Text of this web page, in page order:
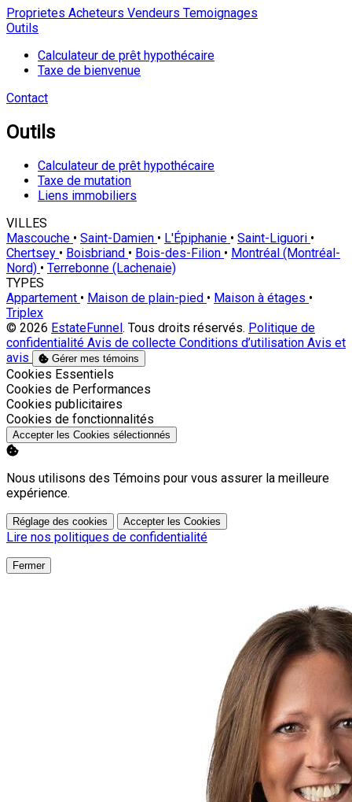
Proprietes Acheteurs Vendeurs Temoignages
Outils
Calculateur de prêt hypothécaire
Taxe de bienvenue
Contact
Outils
Calculateur de prêt hypothécaire
Taxe de mutation
Liens immobiliers
VILLES
Mascouche • Saint-Damien • L'Épiphanie • Saint-Liguori •
Chertsey • Boisbriand • Bois-des-Filion • Montréal (Montréal-
Nord) • Terrebonne (Lachenaie)
TYPES
Appartement • Maison de plain-pied • Maison à étages •
Triplex
© 2026 EstateFunnel . Tous droits réservés. Politique de
confidentialité Avis de collecte Conditions d’utilisation Avis et
avis
Gérer mes témoins
Activer
Cookies Essentiels
Activer
Cookies de Performances
Activer
Cookies publicitaires
Activer
Cookies de fonctionnalités
Accepter les Cookies sélectionnés
Nous utilisons des Témoins pour vous assurer la meilleure
expérience.
Réglage des cookies Accepter les Cookies
Lire nos politiques de confidentialité
Fermer